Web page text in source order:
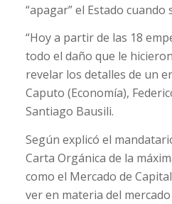
“apagar” el Estado
“Hoy a partir de las 18
todo el daño que le
revelar los detalles de un
Caputo (Economía),
Santiago Bausili.
Según explicó el
Carta Orgánica de la
como el Mercado de
ver en materia del